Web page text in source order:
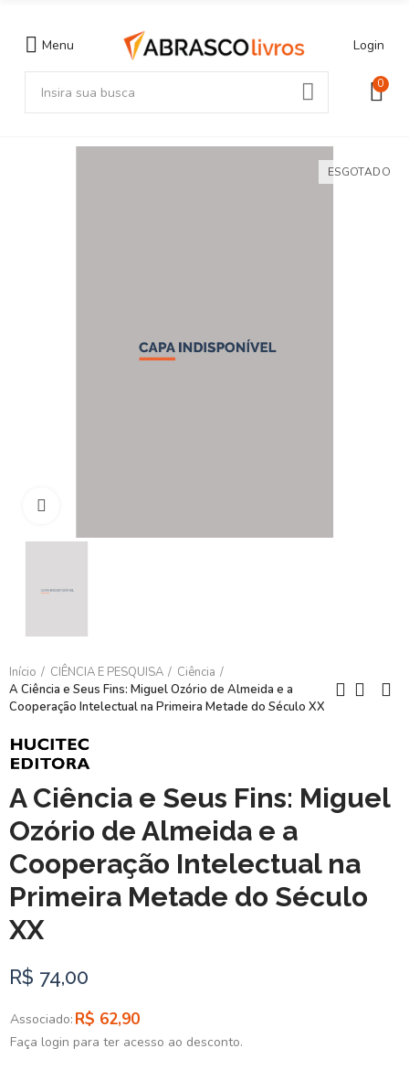
Menu Login
0
ESGOTADO
Início CIÊNCIA E PESQUISA
Ciência
A Ciência e Seus Fins: Miguel Ozório de Almeida e a
Cooperação Intelectual na Primeira Metade do Século XX
A Ciência e Seus Fins: Miguel
Ozório de Almeida e a
Cooperação Intelectual na
Primeira Metade do Século
XX
R$ 74,00
Associado: R$ 62,90
Faça login para ter acesso ao desconto.